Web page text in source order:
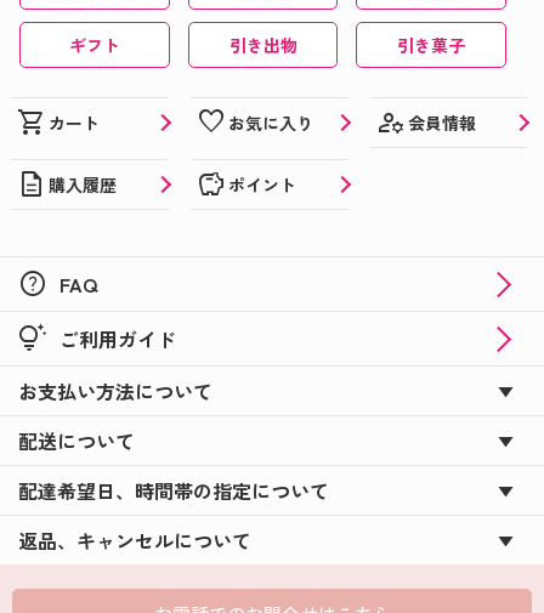
ギフト 引き出物 引き菓子
shopping_cart カート favorite お気に入り manage_accounts 会員情報
description 購入履歴 savings ポイント
help FAQ
tips_and_updates ご利用ガイド
お支払い方法について
配送について
配達希望日、時間帯の指定について
返品、キャンセルについて